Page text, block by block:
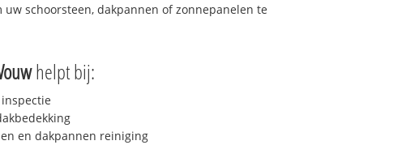
schoorsteen, dakpannen of zonnepanelen te
helpt bij:
en dakpannen reiniging